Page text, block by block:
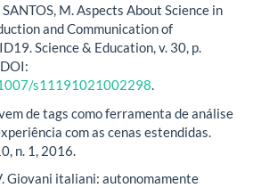
SANTOS, M. Aspects About Science in
and Communication of
Science & Education, v. 30, p.
s11191021002298.
de tags como ferramenta de análise
com as cenas estendidas.
n. 1, 2016.
Giovani italiani: autonomamente